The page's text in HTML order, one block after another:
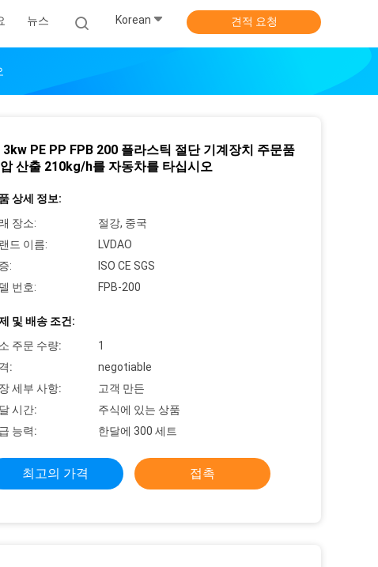
뉴스 Korean 견적 요청
3kw PE PP FPB 200 플라스틱 절단 기계장치 주문품
산출 210kg/h를 자동차를 타십시오
상세 정보:
장소:
절강, 중국
드 이름:
LVDAO
:
ISO CE SGS
번호:
FPB-200
및 배송 조건:
주문 수량:
1
:
negotiable
세부 사항:
고객 만든
시간:
주식에 있는 상품
능력:
한달에 300 세트
최고의 가격 접촉